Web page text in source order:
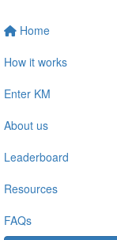
Home
How it works
Enter KM
About us
Leaderboard
Resources
FAQs